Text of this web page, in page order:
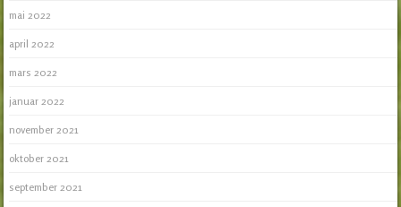
mai 2022
april 2022
mars 2022
januar 2022
november 2021
oktober 2021
september 2021